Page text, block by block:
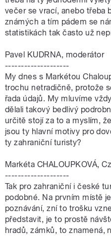
večer se vrací, anebo třeba
známých a tím pádem se
statistikách tak často už
Pavel KUDRNA, moderátor
--------------------
My dnes s Markétou
trochu netradičně, protože
řada údajů. My mluvíme
dělali takový bedlivý
určitě stojí za to a myslím,
jsou ty hlavní motivy pro
ty zahraniční turisty?
Markéta CHALOUPKOVÁ,
--------------------
Tak pro zahraniční i české
podobné. Na prvním místě
poznávání, zní to trošku
představit, je to prostě
hradů, zámků, to znamená,